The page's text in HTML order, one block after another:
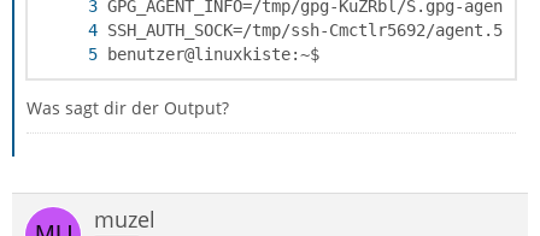
benutzer@linuxkiste:~$
Was sagt dir der Output?
muzel